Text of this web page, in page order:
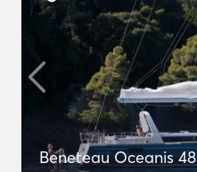
Beneteau Oceanis 48